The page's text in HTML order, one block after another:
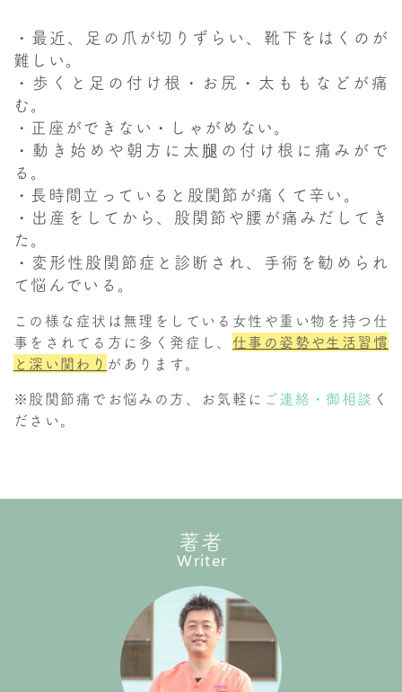
・最近、足の爪が切りずらい、靴下をはくのが
難しい。
・歩くと足の付け根・お尻・太ももなどが痛
む。
・正座ができない・しゃがめない。
・動き始めや朝方に太腿の付け根に痛みがで
る。
・長時間立っていると股関節が痛くて辛い。
・出産をしてから、股関節や腰が痛みだしてき
た。
・変形性股関節症と診断され、手術を勧められ
て悩んでいる。
この様な症状は無理をしている女性や重い物を持つ仕
事をされてる方に多く発症し、 仕事の姿勢や生活習慣
と深い関わり があります。
※股関節痛でお悩みの方、お気軽に ご連絡・御相談 く
ださい。
著者
Writer